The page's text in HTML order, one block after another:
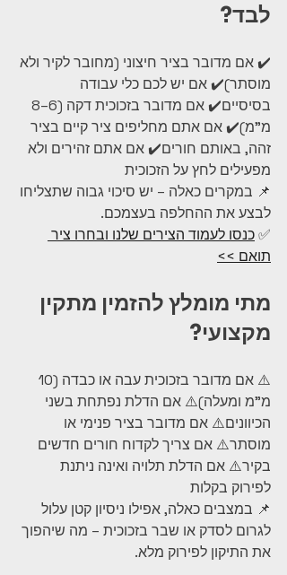
לבד?
✔️ אם מדובר בציר חיצוני (מחובר לקיר ולא
מוסתר)✔️ אם יש לכם כלי עבודה
מ"מ)✔️ אם אתם מחליפים ציר קיים בציר
זהה, באותם חורים✔️ אם אתם זהירים ולא
מפעילים לחץ על הזכוכית
📌 במקרים כאלה – יש סיכוי גבוה שתצליחו
לבצע את ההחלפה בעצמכם.
✅ כנסו לעמוד הצירים שלנו ובחרו ציר
תואם >>
מתי מומלץ להזמין מתקין
מקצועי?
מ"מ ומעלה)⚠️ אם הדלת נפתחת בשני
הכיוונים⚠️ אם מדובר בציר פנימי או
מוסתר⚠️ אם צריך לקדוח חורים חדשים
בקיר⚠️ אם הדלת תלויה ואינה ניתנת
לפירוק בקלות
📌 במצבים כאלה, אפילו ניסיון קטן עלול
לגרום לסדק או שבר בזכוכית – מה שיהפוך
את התיקון לפירוק מלא.